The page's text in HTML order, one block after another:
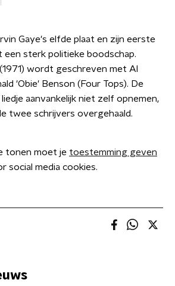
Gaye's elfde plaat en zijn eerste
een sterk politieke boodschap.
wordt geschreven met Al
'Obie' Benson (Four Tops). De
aanvankelijk niet zelf opnemen,
twee schrijvers overgehaald.
tonen moet je toestemming geven
social media cookies.